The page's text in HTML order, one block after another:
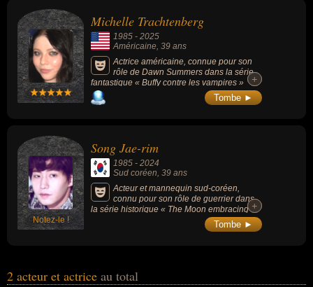
En ce qui concerne leurs nationalités au moment de leurs morts, ils
peuvent avoir été américain ou sud coréen par exemple.
Michelle Trachtenberg
1985 - 2025
Américaine, 39 ans
Actrice américaine, connue pour son
rôle de Dawn Summers dans la série
fantastique « Buffy contre les vampires »
(1997-2001), puis de Georgina Sparks dans
la série dramatique « Gossip Girl » (2007-
+
+
Tombe ►
Notez-le !
Song Jae-rim
1985 - 2024
Sud coréen , 39 ans
Acteur et mannequin sud-coréen,
connu pour son rôle de guerrier dans
la série historique « The Moon embracing
the Sun » (2012), il a également joué dans «
Two Weeks » (2013), « Our Gap-soon »
+
+
Tombe ►
2 acteur et actrice au total